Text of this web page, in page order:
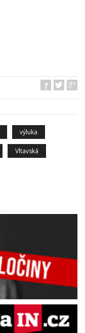
výluka
Vltavská